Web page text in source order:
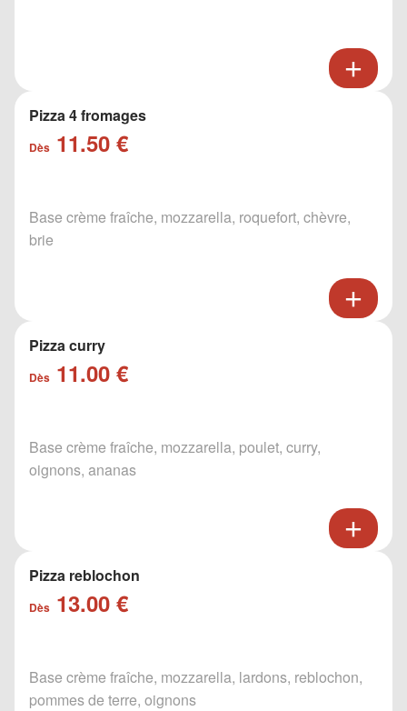
Pizza 4 fromages
Dès 11.50 €
Base crème fraîche, mozzarella, roquefort, chèvre,
brie
Pizza curry
Dès 11.00 €
Base crème fraîche, mozzarella, poulet, curry,
oignons, ananas
Pizza reblochon
Dès 13.00 €
Base crème fraîche, mozzarella, lardons, reblochon,
pommes de terre, oignons